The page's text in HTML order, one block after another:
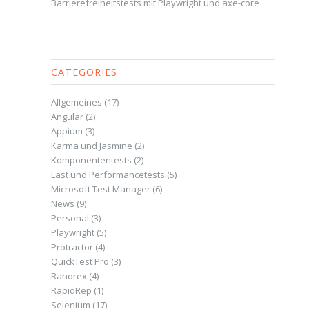
Barrierefreiheitstests mit Playwright und axe-core
CATEGORIES
Allgemeines (17)
Angular(2)
Appium (3)
Karma und Jasmine (2)
Komponententests (2)
Last und Performancetests (5)
Microsoft Test Manager(6)
News (9)
Personal (3)
Playwright(5)
Protractor(4)
QuickTest Pro (3)
Ranorex(4)
RapidRep (1)
Selenium (17)